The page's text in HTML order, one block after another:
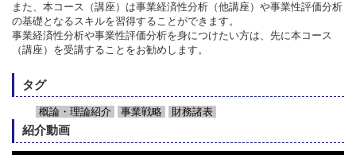
また、本コース（講座）は事業経済性分析（他講座）や事業性評価分析
の基礎となるスキルを習得することができます。
事業経済性分析や事業性評価分析を身につけたい方は、先に本コース
（講座）を受講することをお勧めします。
タグ
概論・理論紹介 事業戦略 財務諸表
紹介動画